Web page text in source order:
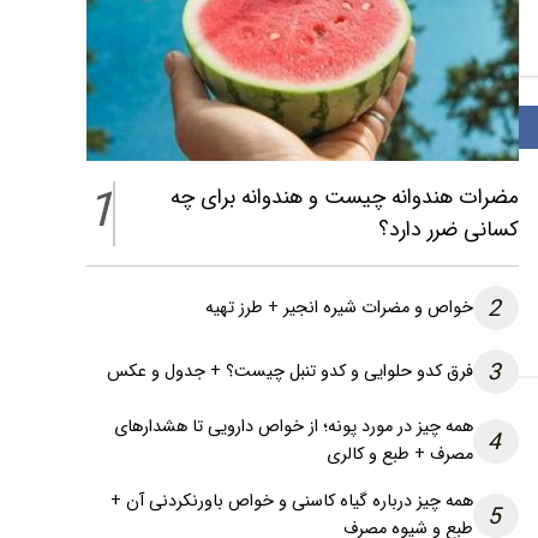
مضرات هندوانه چیست و هندوانه برای چه
کسانی ضرر دارد؟
1
2 خواص و مضرات شیره انجیر + طرز تهیه
3 فرق کدو حلوایی و کدو تنبل چیست؟ + جدول و عکس
4 همه چیز در مورد پونه؛ از خواص دارویی تا هشدارهای
مصرف + طبع و کالری
5
همه چیز درباره گیاه کاسنی و خواص باورنکردنی آن +
طبع و شیوه مصرف